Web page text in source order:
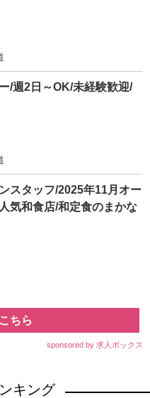
/週2日～OK/未経験歓迎/
スタッフ/2025年11月オー
気和食店/和定食のまかな
ちら
sponsored by 求人ボックス
キング